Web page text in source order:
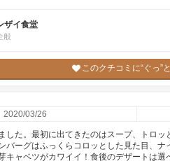
ザイ食堂
般
このクチコミに“ぐっ”
2020/03/26
した。最初に出てきたのはスープ、トロ
バーグはふっくらコロッとした見た目、
キャベツがカワイイ！食後のデザートは